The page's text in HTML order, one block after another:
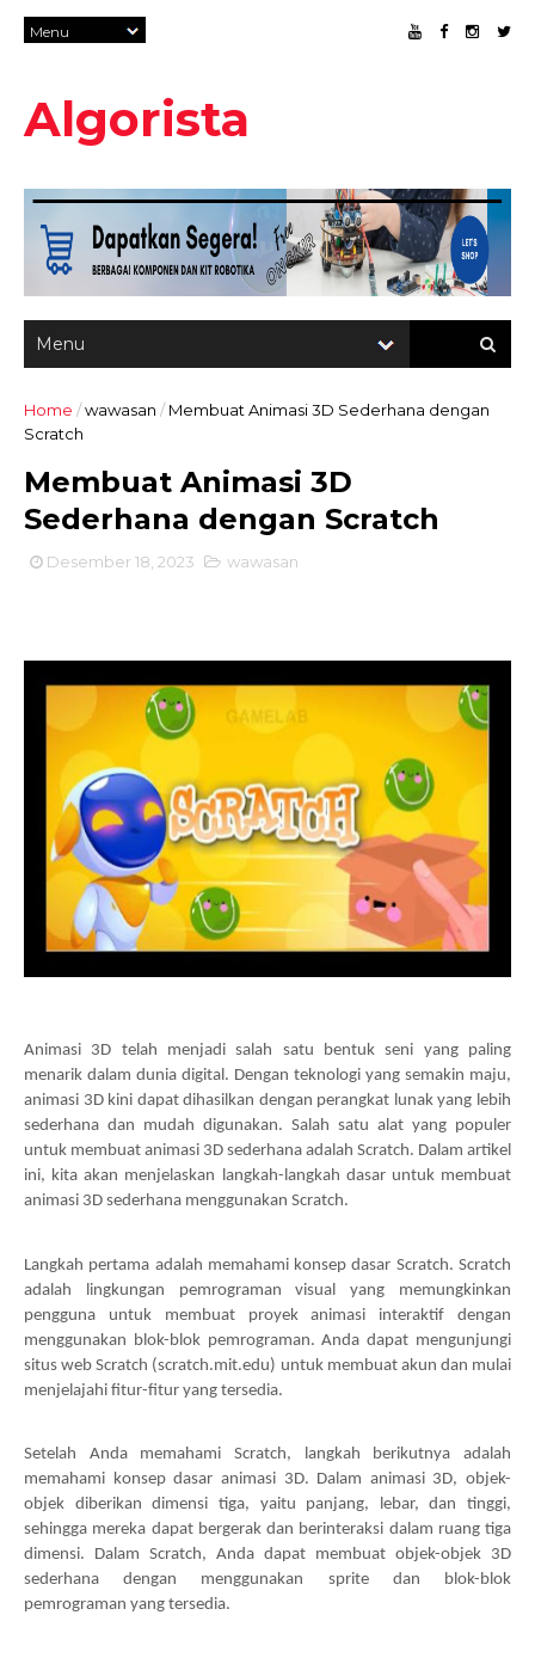
Algorista
Home /wawasan / Membuat Animasi 3D Sederhana dengan
Scratch
Membuat Animasi 3D
Sederhana dengan Scratch
Desember 18, 2023 wawasan
Animasi 3D telah menjadi salah satu bentuk seni yang paling
menarik dalam dunia digital. Dengan teknologi yang semakin maju,
animasi 3D kini dapat dihasilkan dengan perangkat lunak yang lebih
sederhana dan mudah digunakan. Salah satu alat yang populer
untuk membuat animasi 3D sederhana adalah Scratch. Dalam artikel
ini, kita akan menjelaskan langkah-langkah dasar untuk membuat
animasi 3D sederhana menggunakan Scratch.
Langkah pertama adalah memahami konsep dasar Scratch. Scratch
adalah lingkungan pemrograman visual yang memungkinkan
pengguna untuk membuat proyek animasi interaktif dengan
menggunakan blok-blok pemrograman. Anda dapat mengunjungi
situs web Scratch (scratch.mit.edu) untuk membuat akun dan mulai
menjelajahi fitur-fitur yang tersedia.
Setelah Anda memahami Scratch, langkah berikutnya adalah
memahami konsep dasar animasi 3D. Dalam animasi 3D, objek-
objek diberikan dimensi tiga, yaitu panjang, lebar, dan tinggi,
sehingga mereka dapat bergerak dan berinteraksi dalam ruang tiga
dimensi. Dalam Scratch, Anda dapat membuat objek-objek 3D
sederhana dengan menggunakan sprite dan blok-blok
pemrograman yang tersedia.